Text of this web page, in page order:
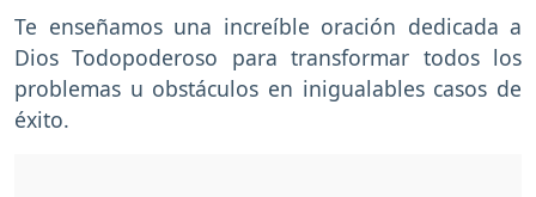
Te enseñamos una increíble oración dedicada a
Dios Todopoderoso para transformar todos los
problemas u obstáculos en inigualables casos de
éxito.